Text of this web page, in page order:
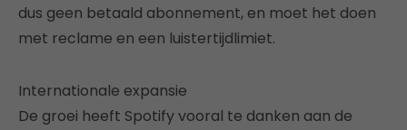
dus geen betaald abonnement, en moet het doen
met reclame en een luistertijdlimiet.
Internationale expansie
De groei heeft Spotify vooral te danken aan de